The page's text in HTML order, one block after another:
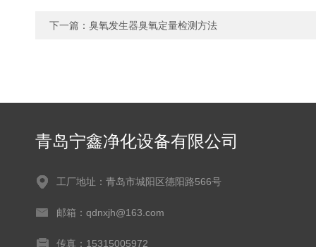
下一篇： 臭氧发生器臭氧定量检测方法
青岛宁鑫净化设备有限公司
工厂地址：青岛市城阳区德阳路566号
邮箱：qdnxjh@163.com
传真：15315005972